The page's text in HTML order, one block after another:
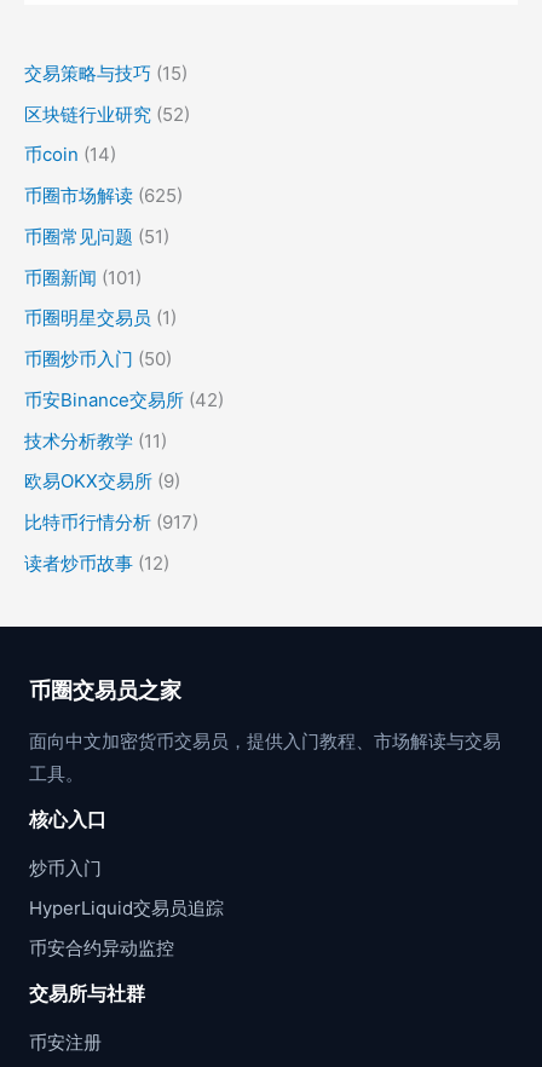
交易策略与技巧 (15)
区块链行业研究 (52)
币coin (14)
币圈市场解读 (625)
币圈常见问题 (51)
币圈新闻 (101)
币圈明星交易员 (1)
币圈炒币入门 (50)
币安Binance交易所 (42)
技术分析教学 (11)
欧易OKX交易所 (9)
比特币行情分析 (917)
读者炒币故事 (12)
币圈交易员之家
面向中文加密货币交易员，提供入门教程、市场解读与交易
工具。
核心入口
炒币入门
HyperLiquid交易员追踪
币安合约异动监控
交易所与社群
币安注册